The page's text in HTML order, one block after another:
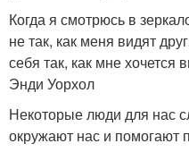
Когда я смотрюсь в
не так, как меня видят
себя так, как мне хочется
Энди Уорхол
Некоторые люди для нас
окружают нас и помогают